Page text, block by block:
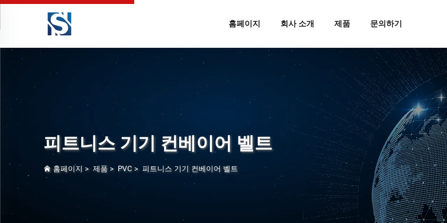
홈페이지 회사 소개 제품 문의하기
피트니스 기기 컨베이어 벨트
홈페이지 >제품 > PVC > 피트니스 기기 컨베이어 벨트